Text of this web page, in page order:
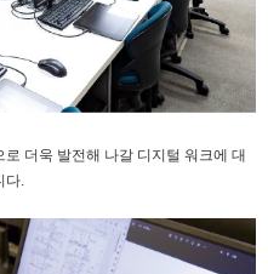
더욱 발전해 나갈 디지털 워크에 대
다.